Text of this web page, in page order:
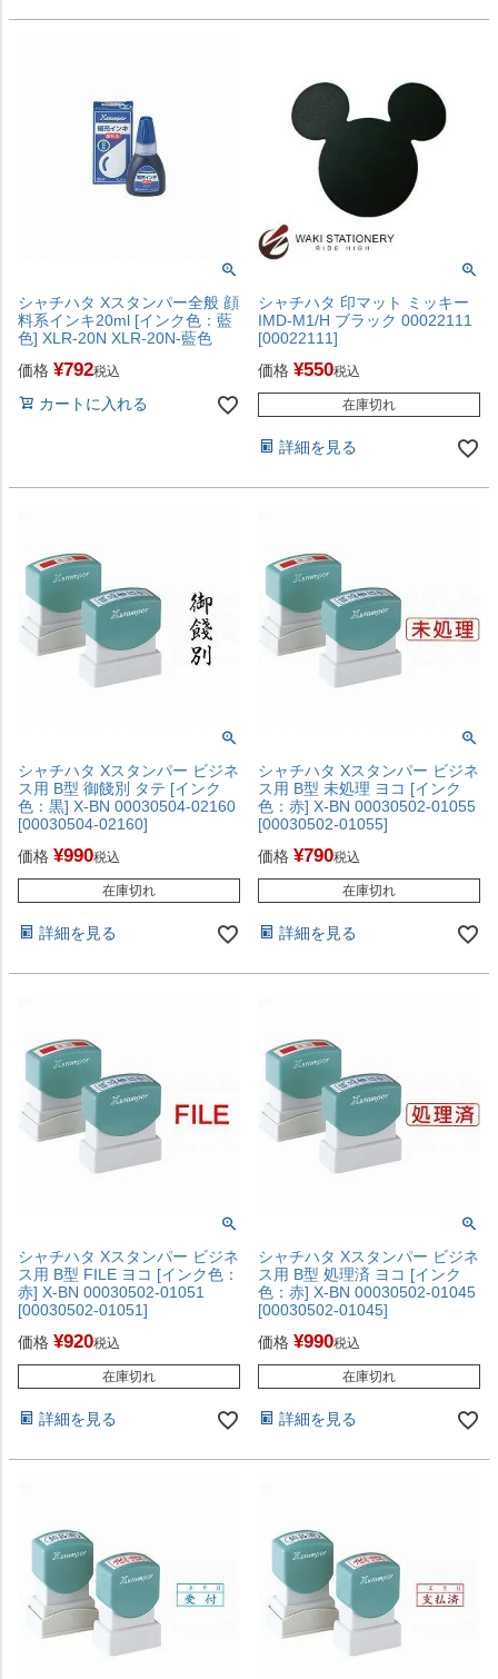
シャチハタ Xスタンパー全般 顔
料系インキ20ml [インク色：藍
色] XLR-20N XLR-20N-藍色
価格 ¥792税込
カートに入れる
シャチハタ 印マット ミッキー
IMD-M1/H ブラック 00022111
[00022111]
価格 ¥550税込
在庫切れ
詳細を見る
シャチハタ Xスタンパー ビジネ
ス用 B型 御餞別 タテ [インク
色：黒] X-BN 00030504-02160
[00030504-02160]
価格 ¥990税込
在庫切れ
詳細を見る
シャチハタ Xスタンパー ビジネ
ス用 B型 未処理 ヨコ [インク
色：赤] X-BN 00030502-01055
[00030502-01055]
価格 ¥790税込
在庫切れ
詳細を見る
シャチハタ Xスタンパー ビジネ
ス用 B型 FILE ヨコ [インク色：
赤] X-BN 00030502-01051
[00030502-01051]
価格 ¥920税込
在庫切れ
詳細を見る
シャチハタ Xスタンパー ビジネ
ス用 B型 処理済 ヨコ [インク
色：赤] X-BN 00030502-01045
[00030502-01045]
価格 ¥990税込
在庫切れ
詳細を見る